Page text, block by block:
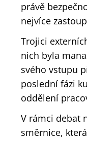
právě
nejvíce
Trojici
nich byla
svého vstupu
poslední fázi
oddělení
V rámci debat
směrnice,